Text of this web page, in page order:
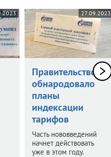
27.09.2023
Правительство
обнародовало
планы
индексации
тарифов
Часть нововведений
начнет действовать
уже в этом году.